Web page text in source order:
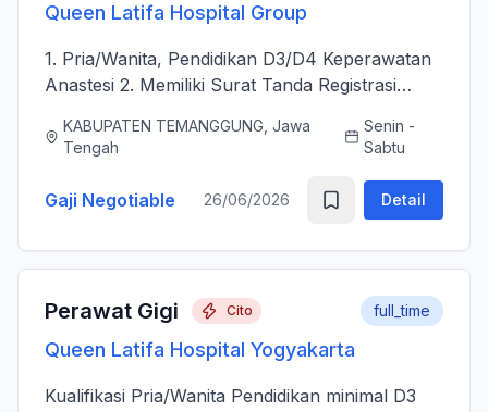
Queen Latifa Hospital Group
1. Pria/Wanita, Pendidikan D3/D4 Keperawatan
Anastesi 2. Memiliki Surat Tanda Registrasi
kepenataan anestesi sebelum, selama, dan
sesudah Tindakan Operasi 3....
KABUPATEN TEMANGGUNG, Jawa
Tengah
Senin -
Sabtu
Gaji Negotiable 26/06/2026 Detail
Perawat Gigi Cito
Queen Latifa Hospital Yogyakarta
full_time
Kualifikasi Pria/Wanita Pendidikan minimal D3